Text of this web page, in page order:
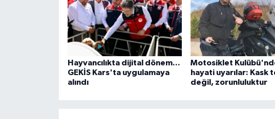
Hayvancılıkta dijital dönem...
GEKİS Kars'ta uygulamaya
alındı
Motosiklet
hayati uyarılar: Kask
değil, zorunluluktur